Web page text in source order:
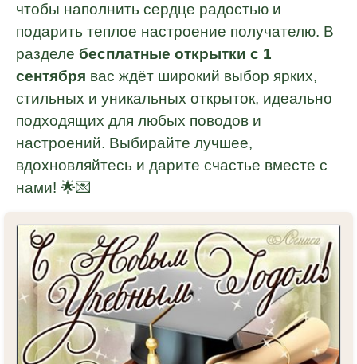
чтобы наполнить сердце радостью и
подарить теплое настроение получателю. В
разделе бесплатные открытки с 1
сентября вас ждёт широкий выбор ярких,
стильных и уникальных открыток, идеально
подходящих для любых поводов и
настроений. Выбирайте лучшее,
вдохновляйтесь и дарите счастье вместе с
нами! 🌟💌